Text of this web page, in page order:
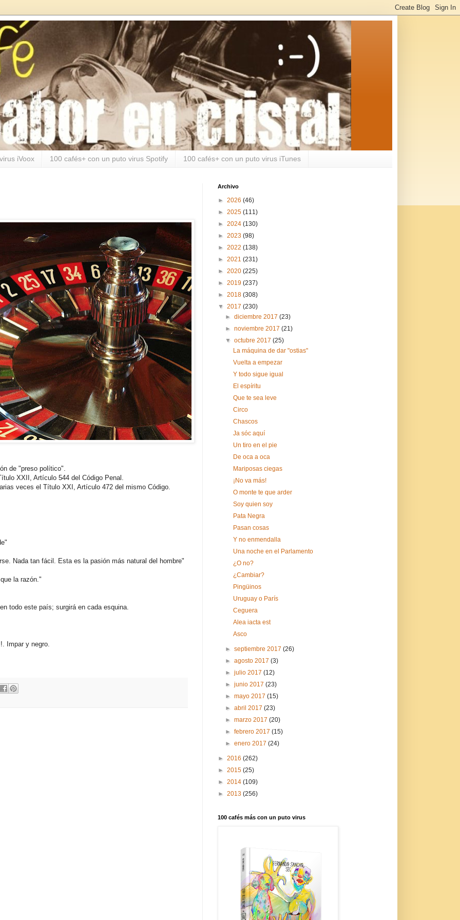
iVoox 100 cafés+ con un puto virus Spotify 100 cafés+ con un puto virus iTunes
de "preso político".
XXII, Artículo 544 del Código Penal.
veces el Título XXI, Artículo 472 del mismo Código.
Nada tan fácil. Esta es la pasión más natural del hombre"
la razón."
todo este país; surgirá en cada esquina.
Impar y negro.
Archivo
► 2026 (46)
► 2025 (111)
► 2024 (130)
► 2023 (98)
► 2022 (138)
► 2021 (231)
► 2020 (225)
► 2019 (237)
► 2018 (308)
▼ 2017 (230)
►diciembre 2017(23)
►noviembre 2017(21)
▼octubre 2017(25)
La máquina de dar "ostias"
Vuelta a empezar
Y todo sigue igual
El espíritu
Que te sea leve
Circo
Chascos
Ja sóc aquí
Un tiro en el pie
De oca a oca
Mariposas ciegas
¡No va más!
O monte te que arder
Soy quien soy
Pata Negra
Pasan cosas
Y no enmendalla
Una noche en el Parlamento
¿O no?
¿Cambiar?
Pingüinos
Uruguay o París
Ceguera
Alea iacta est
Asco
►septiembre 2017(26)
►agosto 2017(3)
►julio 2017(12)
►junio 2017(23)
►mayo 2017(15)
►abril 2017(23)
►marzo 2017(20)
►febrero 2017(15)
►enero 2017(24)
► 2016 (262)
► 2015 (25)
► 2014 (109)
► 2013 (256)
100 cafés más con un puto virus